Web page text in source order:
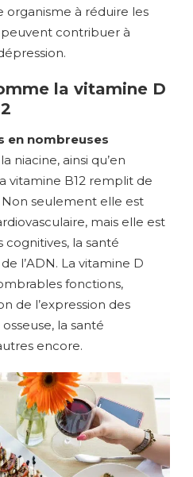
à réduire les
contribuer à
la vitamine D
en nombreuses
niacine, ainsi qu’en
vitamine B12 remplit de
seulement elle est
mais elle est
la santé
l’ADN. La vitamine D
fonctions,
de l’expression des
la santé
encore.